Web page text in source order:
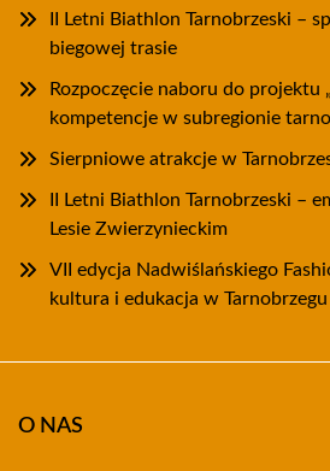
II Letni Biathlon Tarnobrzeski –
biegowej trasie
Rozpoczęcie naboru do projektu
kompetencje w subregionie
Sierpniowe atrakcje w
II Letni Biathlon Tarnobrzeski –
Lesie Zwierzynieckim
VII edycja Nadwiślańskiego
kultura i edukacja w Tarnobrzegu
O NAS